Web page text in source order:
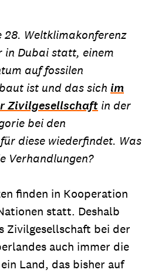
28. Weltklimakonferenz
in Dubai statt, einem
auf fossilen
ist und das sich im
Zivilgesellschaft in der
bei den
diese wiederfindet. Was
Verhandlungen?
finden in Kooperation
statt. Deshalb
Zivilgesellschaft bei der
auch immer die
Land, das bisher auf